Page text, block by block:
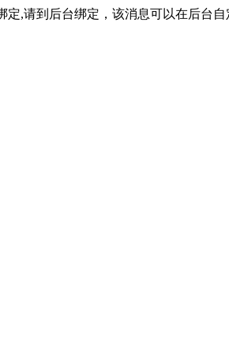
定,请到后台绑定，该消息可以在后台自